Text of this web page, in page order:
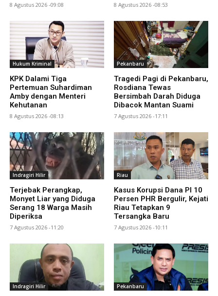
8 Agustus 2026 -09:08 8 Agustus 2026 -08:53
Hukum Kriminal
KPK Dalami Tiga
Pertemuan Suhardiman
Amby dengan Menteri
Kehutanan
8 Agustus 2026 -08:13
Pekanbaru
Tragedi Pagi di Pekanbaru,
Rosdiana Tewas
Bersimbah Darah Diduga
Dibacok Mantan Suami
7 Agustus 2026 -17:11
Indragiri Hilir
Terjebak Perangkap,
Monyet Liar yang Diduga
Serang 18 Warga Masih
Diperiksa
7 Agustus 2026 -11:20
Riau
Kasus Korupsi Dana PI 10
Persen PHR Bergulir, Kejati
Riau Tetapkan 9
Tersangka Baru
7 Agustus 2026 -10:11
Indragiri Hilir Pekanbaru